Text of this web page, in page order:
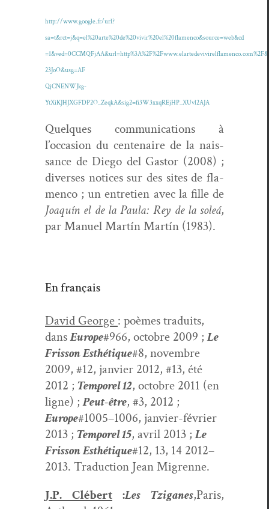
http://www.google.fr/url?
sa=t&rct=j&q=el%20arte%20de%20vivir%20el%20flamenco&source=web&cd
23JoO&usg=AF
QjCNENWJkg-
YtXiKJHJXGFDP2O_ZeqkA&sig2=fi3W3xxqREjHP_XUvl2AJA
Quelques com­mu­ni­ca­tions à
l’occasion du cen­te­naire de la nais­
sance de Diego del Gas­tor (2008) ;
divers­es notices sur des sites de fla­
men­co ; un entre­tien avec la fille de
Joaquín el de la Paula: Rey de la soleá,
par Manuel Martín Martín (1983).
En français
David George : poèmes traduits,
dansEurope#966, octo­bre 2009 ; Le
Fris­son Esthé­tique#8, novem­bre
2009, #12, jan­vi­er 2012, #13, été
2012 ; Tem­porel 12, octo­bre 2011 (en
ligne) ;Peut-être, #3, 2012 ;
Europe#1005–1006, jan­vi­er-févri­er
2013 ; Tem­porel 15, avril 2013 ; Le
Fris­son Esthé­tique#12, 13, 14 2012–
2013. Tra­duc­tion Jean Migrenne.
J.P. Clébert :Les Tzi­ganes,Paris,